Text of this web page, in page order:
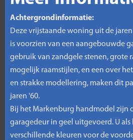
Achtergrondinformatie:
Deze vrijstaande woning uit de
is voorzien van een aangebouwde
gebruik van zandgele stenen, grote
mogelijk raamstijlen, en een over
en strakke modellering, maken dit
jaren '60.
Bij het Markenburg handmodel zijn
garagedeur in geel uitgevoerd. U
verschillende kleuren voor de